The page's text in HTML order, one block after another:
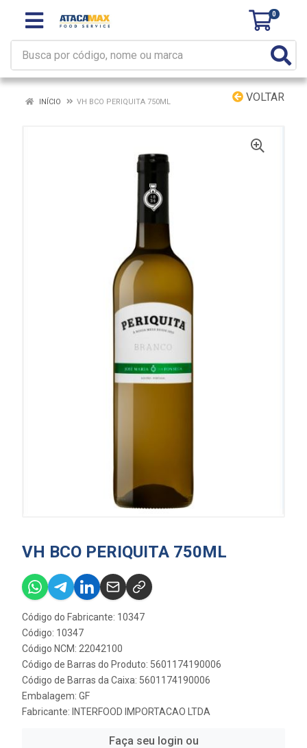
0
VOLTAR
INÍCIO VH BCO PERIQUITA 750ML
VH BCO PERIQUITA 750ML
Código do Fabricante: 10347
Código: 10347
Código NCM: 22042100
Código de Barras do Produto: 5601174190006
Código de Barras da Caixa: 5601174190006
Embalagem: GF
Fabricante: INTERFOOD IMPORTACAO LTDA
Faça seu login ou